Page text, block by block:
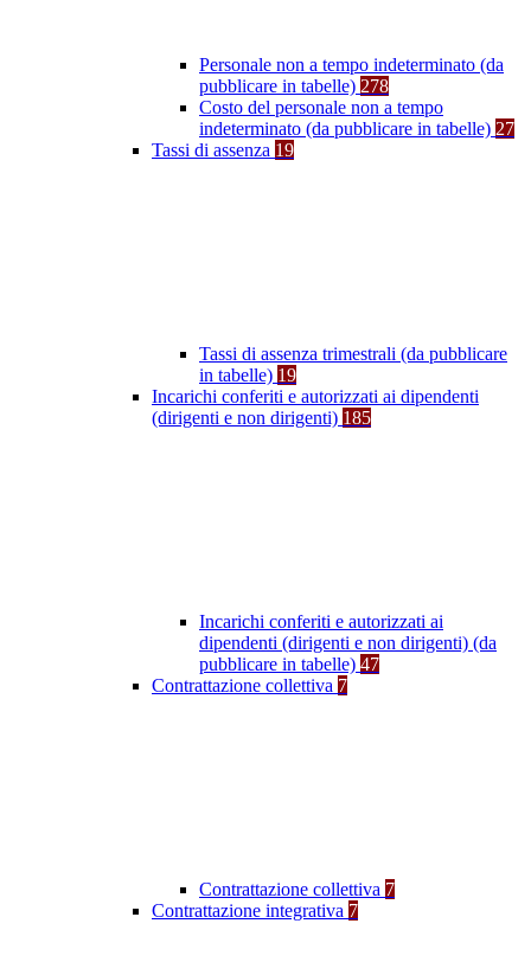
Personale non a tempo indeterminato (da
pubblicare in tabelle) 278
Costo del personale non a tempo
indeterminato (da pubblicare in tabelle) 27
Tassi di assenza 19
Tassi di assenza trimestrali (da pubblicare
in tabelle) 19
Incarichi conferiti e autorizzati ai dipendenti
(dirigenti e non dirigenti) 185
Incarichi conferiti e autorizzati ai
dipendenti (dirigenti e non dirigenti) (da
pubblicare in tabelle) 47
Contrattazione collettiva 7
Contrattazione collettiva 7
Contrattazione integrativa 7